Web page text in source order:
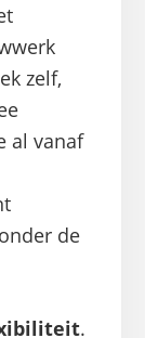
zelf,
al vanaf
de
.